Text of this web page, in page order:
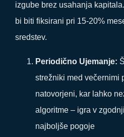
izgube brez usahanja
bi biti fiksirani pri 15-20%
sredstev.
Periodično Ujemanje:
strežniki med večernimi
natovorjeni, kar lahko
algoritme – igra v
najboljše pogoje